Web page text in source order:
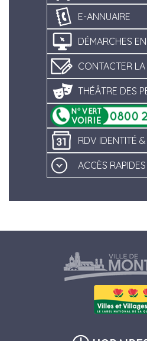
E-ANNUAIRE
DÉMARCHES
CONTACTER LA
THÉÂTRE DES
RDV IDENTITÉ
ACCÈS RAPIDES